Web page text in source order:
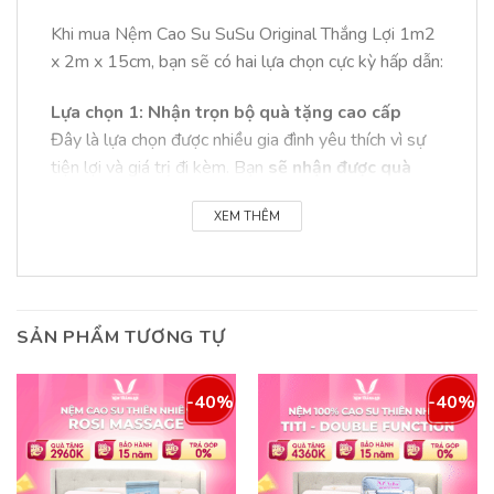
Khi mua Nệm Cao Su SuSu Original Thắng Lợi 1m2
x 2m x 15cm, bạn sẽ có hai lựa chọn cực kỳ hấp dẫn:
Lựa chọn 1: Nhận trọn bộ quà tặng cao cấp
Đây là lựa chọn được nhiều gia đình yêu thích vì sự
tiện lợi và giá trị đi kèm. Bạn sẽ nhận được quà
bao gồm:
1 gối ôm cao su đàn hồi.
bộ drap TENCEL cao cấp
và thoáng mát (gồm 1 ga, 2 vỏ gối nằm, 1 vỏ gối
ôm).
Lựa chọn 2: Giảm giá trực tiếp vào sản phẩm
Nếu bạn đã có sẵn chăn ga gối và muốn tiết kiệm
chi phí tối đa, đây là lựa chọn hoàn hảo.
XEM THÊM
SẢN PHẨM TƯƠNG TỰ
-40% -40%